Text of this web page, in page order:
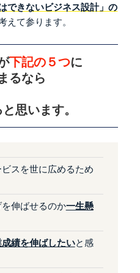
はできないビジネス設計」の
えて参ります。
下記の５つに
るなら
思います。
スを世に広めるため
伸ばせるのか一生懸
績を伸ばしたいと感